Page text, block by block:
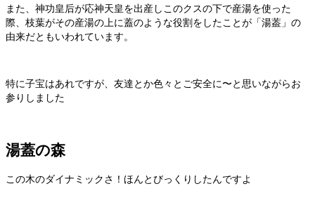
また、神功皇后が応神天皇を出産しこのクスの下で産湯を使った
際、枝葉がその産湯の上に蓋のような役割をしたことが「湯葢」の
由来だともいわれています。
特に子宝はあれですが、友達とか色々とご安全に〜と思いながらお
参りしました
湯蓋の森
この木のダイナミックさ！ほんとびっくりしたんですよ